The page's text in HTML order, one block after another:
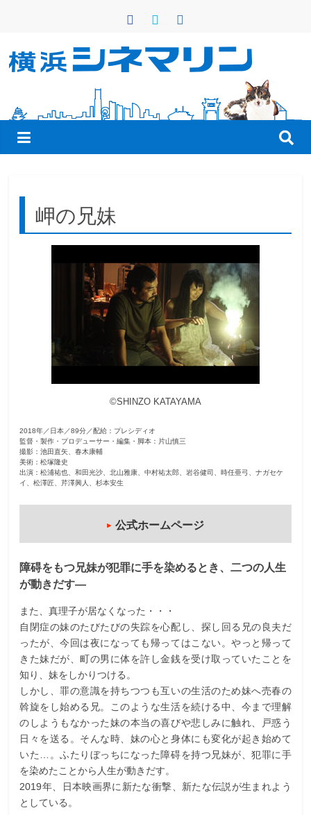
ン
横
浜
シ
ネ
マ
こ
の
街
岬の兄妹
©SHINZO KATAYAMA
2018年／日本／89分／配給：プレシディオ
監督・製作・プロデューサー・編集・脚本：片山慎三
撮影：池田直矢、春木康輔
美術：松塚隆史
出演：松浦祐也、和田光沙、北山雅康、中村祐太郎、岩谷健司、時任亜弓、ナガセケ
イ、松澤匠、芹澤興人、杉本安生
公式ホームページ
障碍をもつ兄妹が犯罪に手を染めるとき、二つの人生
が動きだす―
また、真理子が居なくなった・・・
自閉症の妹のたびたびの失踪を心配し、探し回る兄の良夫だ
ったが、今回は夜になっても帰ってはこない。やっと帰って
きた妹だが、町の男に体を許し金銭を受け取っていたことを
知り、妹をしかりつける。
しかし、罪の意識を持ちつつも互いの生活のため妹へ売春の
斡旋をし始める兄。このような生活を続ける中、今まで理解
のしようもなかった妹の本当の喜びや悲しみに触れ、戸惑う
日々を送る。そんな時、妹の心と身体にも変化が起き始めて
いた…。ふたりぼっちになった障碍を持つ兄妹が、犯罪に手
を染めたことから人生が動きだす。
2019年、日本映画界に新たな衝撃、新たな伝説が生まれよう
としている。